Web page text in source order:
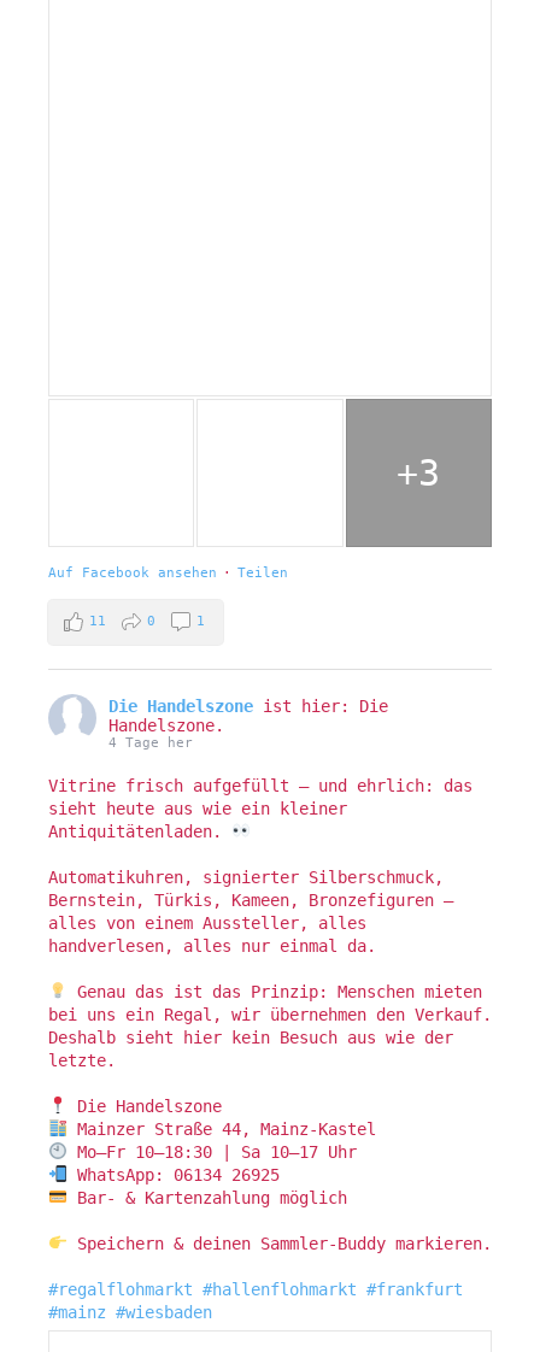
+3
Auf Facebook ansehen · Teilen
11 0 1
Die Handelszone ist hier: Die
Handelszone.
4 Tage her
Vitrine frisch aufgefüllt – und ehrlich: das
sieht heute aus wie ein kleiner
Antiquitätenladen.
Automatikuhren, signierter Silberschmuck,
Bernstein, Türkis, Kameen, Bronzefiguren –
alles von einem Aussteller, alles
handverlesen, alles nur einmal da.
Genau das ist das Prinzip: Menschen mieten
bei uns ein Regal, wir übernehmen den Verkauf.
Deshalb sieht hier kein Besuch aus wie der
letzte.
Die Handelszone
Mainzer Straße 44, Mainz-Kastel
Mo–Fr 10–18:30 | Sa 10–17 Uhr
WhatsApp: 06134 26925
Bar- & Kartenzahlung möglich
Speichern & deinen Sammler-Buddy markieren.
#regalflohmarkt #hallenflohmarkt #frankfurt
#mainz #wiesbaden